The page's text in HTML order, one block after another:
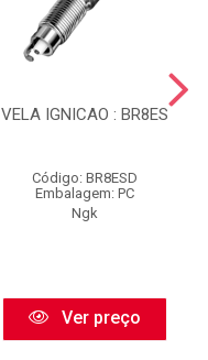
VELA IGNICAO : BR8ES
Código: BR8ESD
Embalagem: PC
Ngk
Ver preço